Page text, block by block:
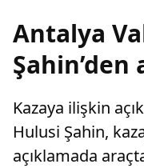
Antalya
Şahin’den
Kazaya ilişkin
Hulusi Şahin,
açıklamada